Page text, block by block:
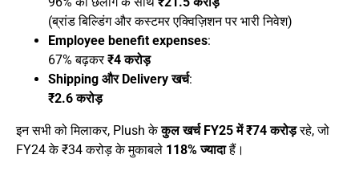
(ब्रांड बिल्डिंग और कस्टमर एक्विज़िशन पर भारी निवेश)
Employee benefit expenses:
67% बढ़कर₹4 करोड़
Shipping और Delivery खर्च:
₹2.6 करोड़
इन सभी को मिलाकर, Plush केकुल खर्च FY25 में ₹74 करोड़रहे, जो
FY24 के ₹34 करोड़ के मुकाबले 118% ज्यादाहैं।